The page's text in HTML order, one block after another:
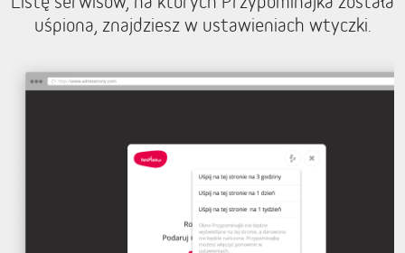
uśpiona, znajdziesz w ustawieniach wtyczki.